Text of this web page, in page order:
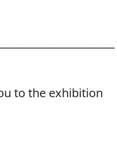
to the exhibition